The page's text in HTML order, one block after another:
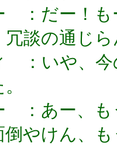
：だー！
冗談の通じ
：いや、今
：あー、
倒やけん、